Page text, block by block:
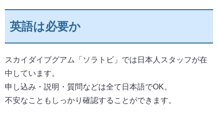
英語は必要か
スカイダイブグアム「ソラトビ」では日本人スタッフが在
中しています。
申し込み・説明・質問などは全て日本語でOK。
不安なこともしっかり確認することができます。